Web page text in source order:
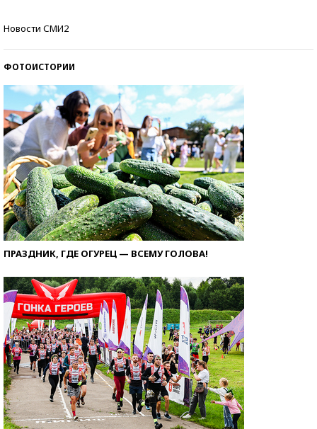
Новости СМИ2
ФОТОИСТОРИИ
ПРАЗДНИК, ГДЕ ОГУРЕЦ — ВСЕМУ ГОЛОВА!